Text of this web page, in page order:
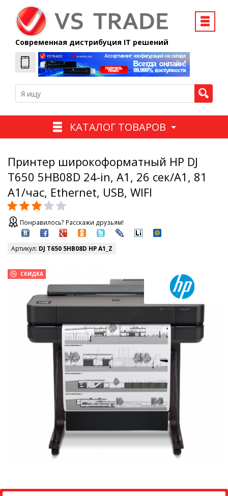
Современная дистрибуция IT решений
КАТАЛОГ ТОВАРОВ
Принтер широкоформатный HP DJ
T650 5HB08D 24-in, А1, 26 сек/А1, 81
А1/час, Ethernet, USB, WIFI
Понравилось? Расскажи друзьям!
Артикул: DJ T650 5HB08D HP A1_Z
СКИДКА